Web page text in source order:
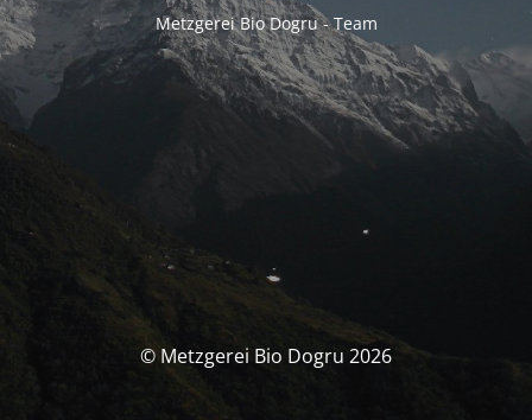
Metzgerei Bio Dogru - Team
© Metzgerei Bio Dogru 2026